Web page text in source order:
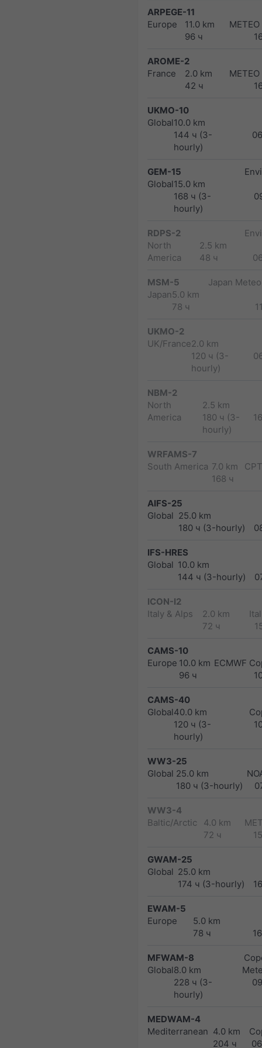
ARPEGE-11
Europe
11.0 km
96 ч
AROME-2
France
2.0 km
42 ч
UKMO-10
Global10.0 km
144 ч (3-
hourly)
GEM-15
Global15.0 km
168 ч (3-
hourly)
RDPS-2
North
America
2.5 km
48 ч
MSM-5
Japan5.0 km
78 ч
Japan
UKMO-2
UK/France2.0 km
120 ч (3-
hourly)
NBM-2
North
America
2.5 km
180 ч (3-
hourly)
WRFAMS-7
South America 7.0 km
168 ч
AIFS-25
Global 25.0 km
180 ч (3-hourly)
IFS-HRES
Global 10.0 km
144 ч (3-hourly)
ICON-I2
Italy & Alps
2.0 km
72 ч
CAMS-10
Europe 10.0 km
96 ч
ECMWF
CAMS-40
Global40.0 km
120 ч (3-
hourly)
WW3-25
Global 25.0 km
180 ч (3-hourly)
WW3-4
Baltic/Arctic
4.0 km
72 ч
GWAM-25
Global 25.0 km
174 ч (3-hourly)
EWAM-5
Europe
5.0 km
78 ч
MFWAM-8
Global8.0 km
228 ч (3-
hourly)
MEDWAM-4
Mediterranean 4.0 km
204 ч